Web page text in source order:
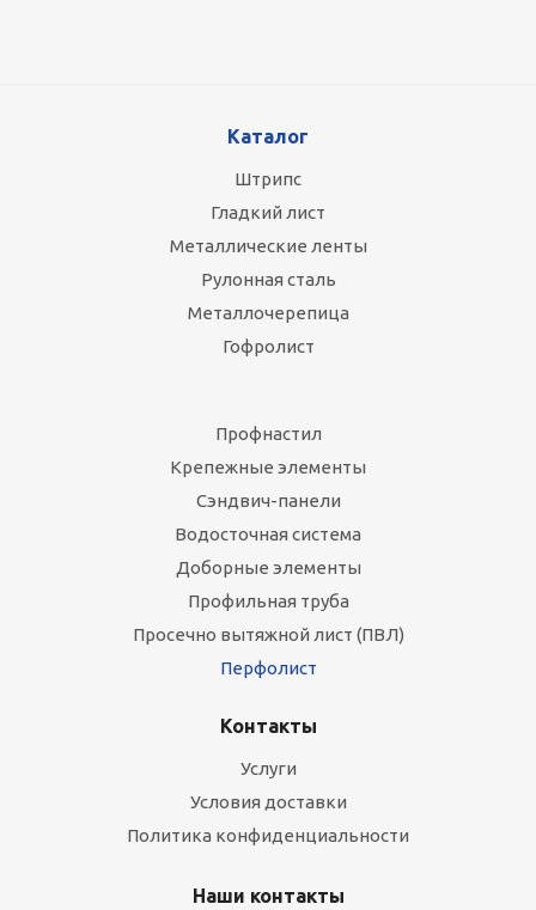
Каталог
Штрипс
Гладкий лист
Металлические ленты
Рулонная сталь
Металлочерепица
Гофролист
Профнастил
Крепежные элементы
Сэндвич-панели
Водосточная система
Доборные элементы
Профильная труба
Просечно вытяжной лист (ПВЛ)
Перфолист
Контакты
Услуги
Условия доставки
Политика конфиденциальности
Наши контакты